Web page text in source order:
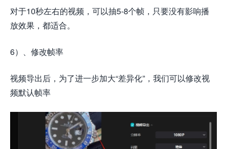
对于10秒左右的视频，可以抽5-8个帧，只要没有影响播
放效果，都适合。
6）、修改帧率
视频导出后，为了进一步加大“差异化”，我们可以修改视
频默认帧率